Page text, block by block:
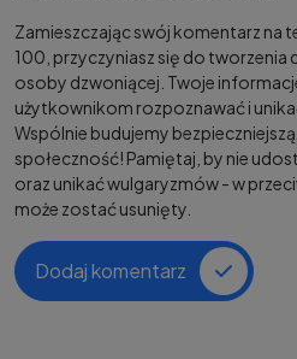
Zamieszczając swój komentarz na
100, przyczyniasz się do tworzenia
osoby dzwoniącej. Twoje
użytkownikom rozpoznawać i
Wspólnie budujemy
społeczność! Pamiętaj, by nie
oraz unikać wulgaryzmów - w
może zostać usunięty.
Dodaj komentarz